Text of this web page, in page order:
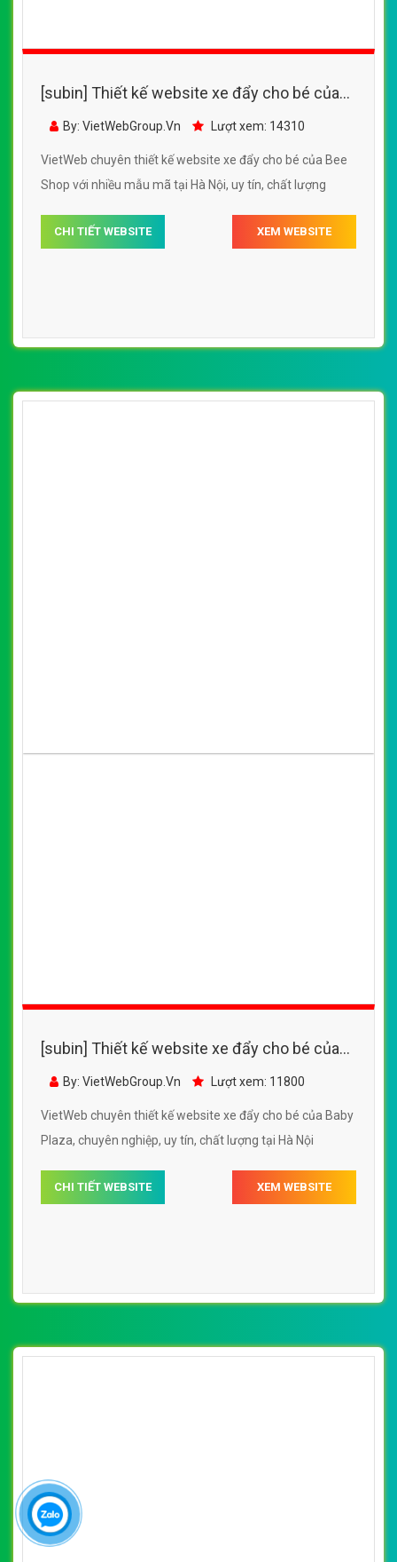
[subin] Thiết kế website xe đẩy cho bé của
Bee Shop đẹp SEO nhanh hiệu quả
By: VietWebGroup.Vn Lượt xem: 14310
VietWeb chuyên thiết kế website xe đẩy cho bé của Bee
Shop với nhiều mẫu mã tại Hà Nội, uy tín, chất lượng
CHI TIẾT WEBSITE XEM WEBSITE
[subin] Thiết kế website xe đẩy cho bé của
Baby Plaza đẹp SEO tốt
By: VietWebGroup.Vn Lượt xem: 11800
VietWeb chuyên thiết kế website xe đẩy cho bé của Baby
Plaza, chuyên nghiệp, uy tín, chất lượng tại Hà Nội
CHI TIẾT WEBSITE XEM WEBSITE